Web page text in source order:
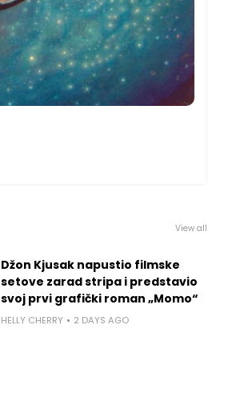
View all
Džon Kjusak napustio filmske
setove zarad stripa i predstavio
svoj prvi grafički roman „Momo“
HELLY CHERRY 2 DAYS AGO